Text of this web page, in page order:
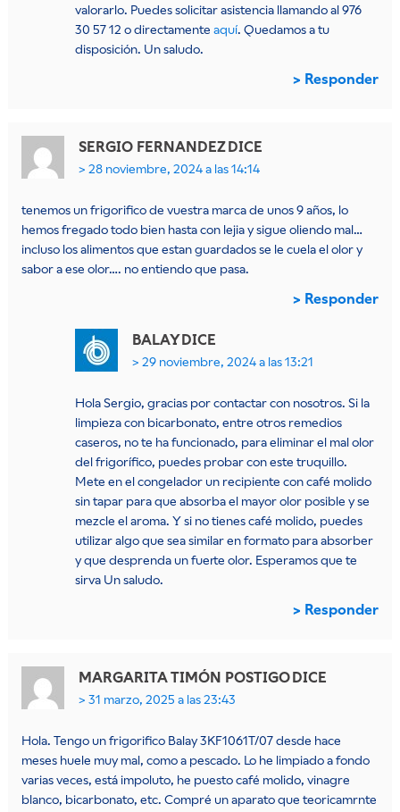
valorarlo. Puedes solicitar asistencia llamando al 976
30 57 12 o directamente aquí. Quedamos a tu
disposición. Un saludo.
Responder
SERGIO FERNANDEZ DICE
28 noviembre, 2024 a las 14:14
tenemos un frigorifico de vuestra marca de unos 9 años, lo
hemos fregado todo bien hasta con lejia y sigue oliendo mal…
incluso los alimentos que estan guardados se le cuela el olor y
sabor a ese olor…. no entiendo que pasa.
Responder
BALAY DICE
29 noviembre, 2024 a las 13:21
Hola Sergio, gracias por contactar con nosotros. Si la
limpieza con bicarbonato, entre otros remedios
caseros, no te ha funcionado, para eliminar el mal olor
del frigorífico, puedes probar con este truquillo.
Mete en el congelador un recipiente con café molido
sin tapar para que absorba el mayor olor posible y se
mezcle el aroma. Y si no tienes café molido, puedes
utilizar algo que sea similar en formato para absorber
y que desprenda un fuerte olor. Esperamos que te
sirva Un saludo.
Responder
MARGARITA TIMÓN POSTIGO DICE
31 marzo, 2025 a las 23:43
Hola. Tengo un frigorifico Balay 3KF1061T/07 desde hace
meses huele muy mal, como a pescado. Lo he limpiado a fondo
varias veces, está impoluto, he puesto café molido, vinagre
blanco, bicarbonato, etc. Compré un aparato que teoricamrnte